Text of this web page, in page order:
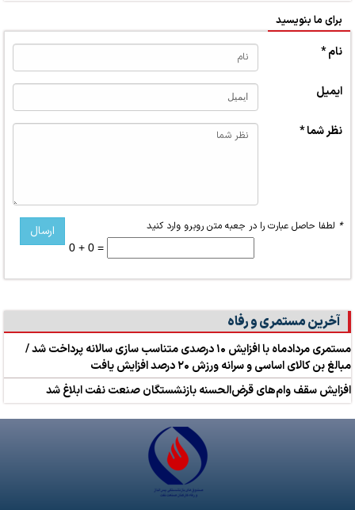
برای ما بنویسید
نام *
ایمیل
نظر شما *
* لطفا حاصل عبارت را در جعبه متن روبرو وارد کنید
0 + 0 =
آخرین مستمری و رفاه
مستمری مردادماه با افزایش ۱۰ درصدی متناسب سازی سالانه پرداخت شد /
مبالغ بن کالای اساسی و سرانه ورزش ۲۰ درصد افزایش یافت
افزایش سقف وام‌های قرض‌الحسنه بازنشستگان صنعت نفت ابلاغ شد